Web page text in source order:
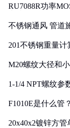
RU7088R功率
不锈钢通风 管道
201不锈钢重量计
M20螺纹大径和
1-1/4 NPT螺纹参
F1010E是什么管
20x40x2镀锌方